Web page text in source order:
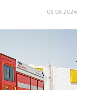
08.08.2026